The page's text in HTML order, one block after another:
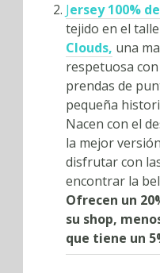
Jersey 100%
tejido en el
Clouds, una
respetuosa
prendas de
pequeña
Nacen con el
la mejor
disfrutar con
encontrar la
Ofrecen un
su shop,
que tiene un